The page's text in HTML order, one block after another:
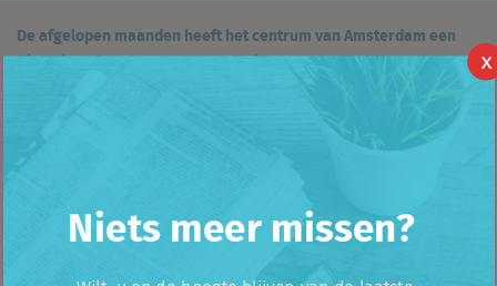
De afgelopen maanden heeft het centrum van Amsterdam een
flinke impuls gekregen. Naar ons idee was Amsterdam op
jaren pas voor Amsterdam als hun keten in Europa redelijk tot
Niets meer missen?
X